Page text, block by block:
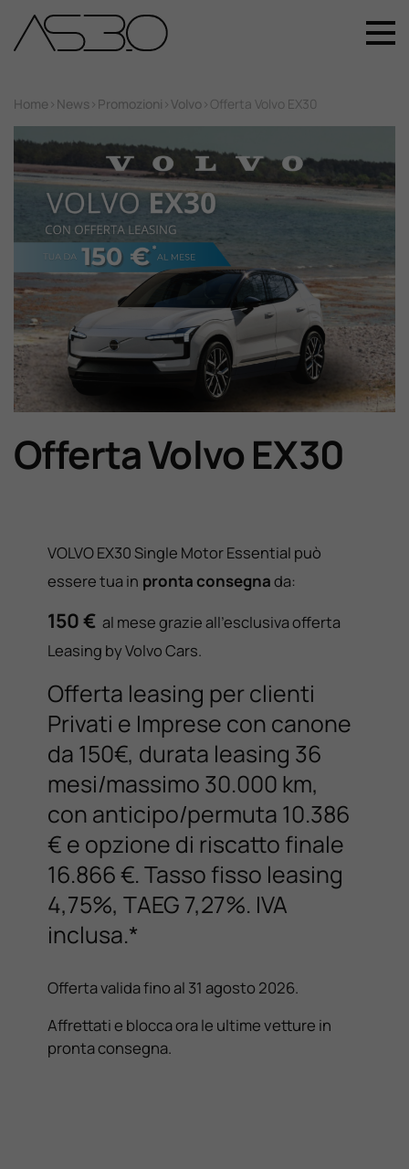
+39 049 899 4411
Auto Nuove
Auto Usate
Promozioni
Assistenza
Novità Sui Nostri Veicoli
Lavora Con Noi
Home > News > Promozioni > Volvo > Offerta Volvo EX30
Offerta Volvo EX30
VOLVO EX30 Single Motor Essential può
essere tua in pronta consegnada:
150 € al mese grazie all’esclusiva offerta
Leasing by Volvo Cars.
Offerta leasing per clienti
Privati e Imprese con canone
da 150€, durata leasing 36
mesi/massimo 30.000 km,
con anticipo/permuta 10.386
€ e opzione di riscatto finale
16.866 €. Tasso fisso leasing
4,75%, TAEG 7,27%. IVA
inclusa.*
Offerta valida fino al 31 agosto 2026.
Affrettati e blocca ora le ultime vetture in
pronta consegna.